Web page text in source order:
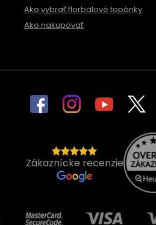
Ako vybrať florbalové topánky
Ako nakupovať
Zákaznícke recenzie